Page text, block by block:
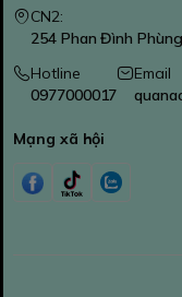
CN2:
254 Phan Đình
Hotline
0977000017
Email
Mạng xã hội